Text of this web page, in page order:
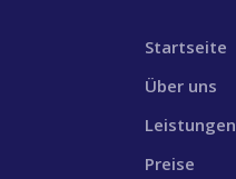
Startseite
Über uns
Leistungen
Preise